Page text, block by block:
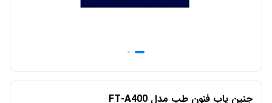
جنین یاب فنون طب مدل FT-A400